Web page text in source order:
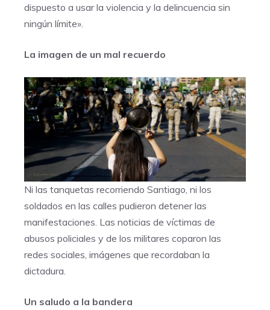
dispuesto a usar la violencia y la delincuencia sin
ningún límite».
La imagen de un mal recuerdo
Ni las tanquetas recorriendo Santiago, ni los
soldados en las calles pudieron detener las
manifestaciones. Las noticias de víctimas de
abusos policiales y de los militares coparon las
redes sociales, imágenes que recordaban la
dictadura.
Un saludo a la bandera